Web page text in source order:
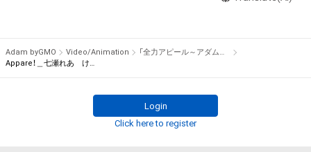
せん。)を行うことはできません。
であると判断した場合、利用をお断りさせていただきます。
※本ストア内で出品されるNFTは、Adam byGMOの認定代理店
株式会社MediBangを介して出品手続きをしており、
TBSテレビおよび番組は、NFTの出品に関わる手続き・権利には
Adam byGMO Video/Animation
「全力アピール～アダムシアター～」NFTストア
Appare！＿七瀬れあ けん玉の大技に挑戦！
Login
Click here to register